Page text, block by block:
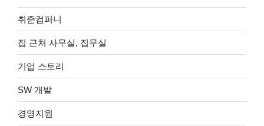
취준컴퍼니
집 근처 사무실, 집무실
기업 스토리
SW 개발
경영지원